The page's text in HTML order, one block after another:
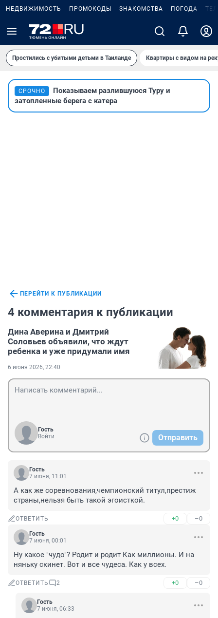
НЕДВИЖИМОСТЬ ПРОМОКОДЫ ЗНАКОМСТВА ПОГОДА
Простились с убитыми детьми в Таиланде Квартиры с видом на
СРОЧНО
Показываем разлившуюся Туру и
затопленные берега с катера
ПЕРЕЙТИ К ПУБЛИКАЦИИ
4 комментария к публикации
Дина Аверина и Дмитрий
Соловьев объявили, что ждут
ребенка и уже придумали имя
6 июня 2026, 22:40
Гость
Войти
Отправить
Гость
7 июня, 11:01
А как же соревнования,чемпионский титул,престиж
страны,нельзя быть такой эгоисткой.
ОТВЕТИТЬ +0 –0
Гость
7 июня, 00:01
Ну какое "чудо"? Родит и родит Как миллионы. И на
няньку скинет. Вот и все чудеса. Как у всех.
ОТВЕТИТЬ 2 +0 –0
Гость
7 июня, 06:33